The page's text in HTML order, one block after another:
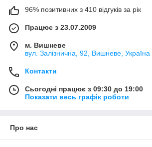
96% позитивних з 410 відгуків за рік
Працює з 23.07.2009
м. Вишневе
вул. Залізнична, 92, Вишневе, Україна
Контакти
Сьогодні працює з 09:30 до 19:00
Показати весь графік роботи
Про нас